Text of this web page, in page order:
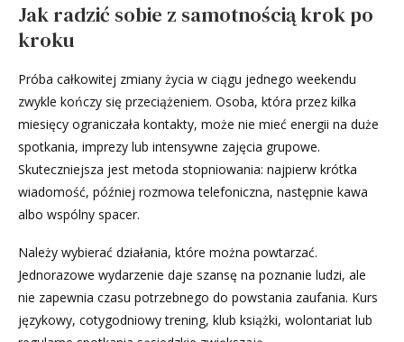
Jak radzić sobie z samotnością krok po
kroku
Próba całkowitej zmiany życia w ciągu jednego weekendu
zwykle kończy się przeciążeniem. Osoba, która przez kilka
miesięcy ograniczała kontakty, może nie mieć energii na duże
spotkania, imprezy lub intensywne zajęcia grupowe.
Skuteczniejsza jest metoda stopniowania: najpierw krótka
wiadomość, później rozmowa telefoniczna, następnie kawa
albo wspólny spacer.
Należy wybierać działania, które można powtarzać.
Jednorazowe wydarzenie daje szansę na poznanie ludzi, ale
nie zapewnia czasu potrzebnego do powstania zaufania. Kurs
językowy, cotygodniowy trening, klub książki, wolontariat lub